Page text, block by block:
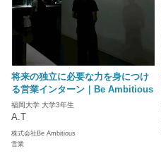
将来の独立に必要な力を身につけ
る営業インターン｜Be Ambitious
福岡大学 大学3年生
A.T
株式会社Be Ambitious
営業